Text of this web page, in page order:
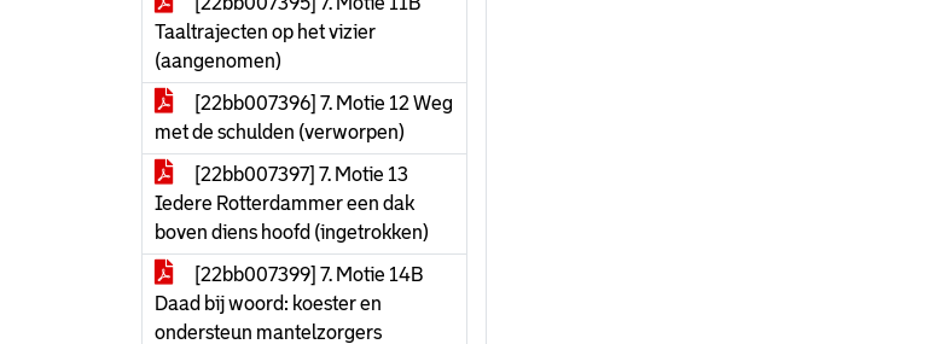
Taaltrajecten op het vizier
(aangenomen)
[22bb007396] 7. Motie 12 Weg
met de schulden (verworpen)
[22bb007397] 7. Motie 13
Iedere Rotterdammer een dak
boven diens hoofd (ingetrokken)
[22bb007399] 7. Motie 14B
Daad bij woord: koester en
ondersteun mantelzorgers